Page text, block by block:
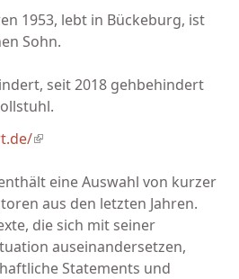
1953, lebt in Bückeburg, ist
Sohn.
seit 2018 gehbehindert
(link is external)
eine Auswahl von kurzer
aus den letzten Jahren.
die sich mit seiner
auseinandersetzen,
Statements und